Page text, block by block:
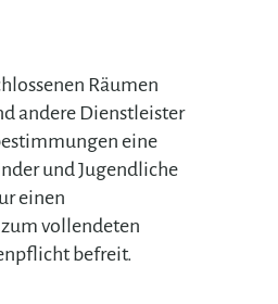
Räumen
andere Dienstleister
eine
und Jugendliche
einen
vollendeten
befreit.